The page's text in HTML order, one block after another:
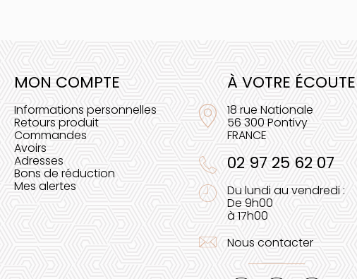
MON COMPTE
Informations personnelles
Retours produit
Commandes
Avoirs
Adresses
Bons de réduction
Mes alertes
À VOTRE ÉCOUTE
18 rue Nationale
56 300 Pontivy
FRANCE
02 97 25 62 07
Du lundi au vendredi :
De 9h00
à 17h00
Nous contacter